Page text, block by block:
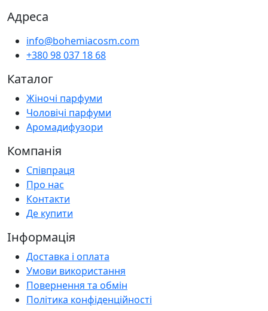
Адреса
info@bohemiacosm.com
+380 98 037 18 68
Каталог
Жіночі парфуми
Чоловічі парфуми
Аромадифузори
Компанія
Співпраця
Про нас
Контакти
Де купити
Інформація
Доставка і оплата
Умови використання
Повернення та обмін
Політика конфіденційності